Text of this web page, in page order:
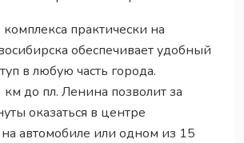
практически на
обеспечивает удобный
в любую часть города.
км до пл. Ленина позволит за
оказаться в центре
автомобиле или одном из 15